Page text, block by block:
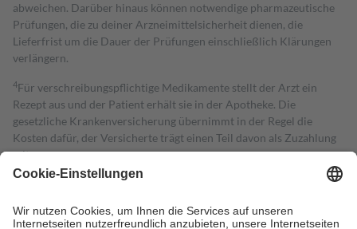
abweichen. Darüber hinaus können notwendige pharmazeutische
Prüfungen, die zu deiner Arzneimittelsicherheit dienen, die
Lieferfrist um die Dauer der Prüfungen einschließlich Klärungen
verlängern.
4Für verschreibungspflichtige Medikamente stellt der Arzt ein
Rezept aus und der Patient erhält sie in der Apotheke. Die
gesetzliche Krankenversicherung übernimmt in der Regel die
Kosten dafür, der Versicherte trägt einen Teil davon als Zuzahlung
mit.
Grundsätzlich leisten Mitglieder Zuzahlungen in Höhe von zehn
höchstens zehn Euro.
Es sind jedoch nie mehr als die tatsächlichen
Kosten der Leistung zu entrichten.